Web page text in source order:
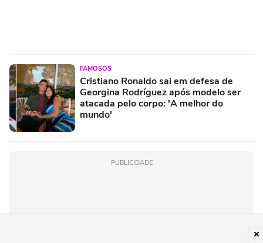
FAMOSOS
Cristiano Ronaldo sai em defesa de
Georgina Rodríguez após modelo ser
atacada pelo corpo: 'A melhor do
mundo'
PUBLICIDADE